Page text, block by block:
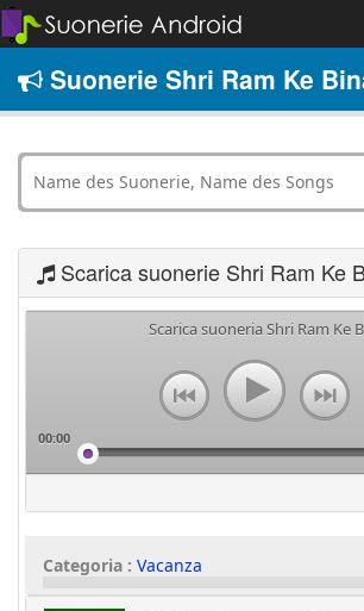
Suonerie Shri Ram Ke
Scarica suonerie Shri Ram Ke
Scarica suoneria Shri Ram Ke
00:00
Categoria : Vacanza